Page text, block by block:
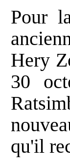
Pour
Hery
30
qu'il